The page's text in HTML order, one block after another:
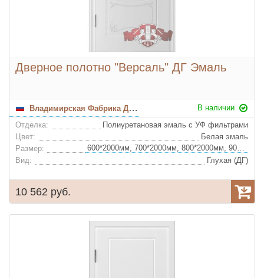
Дверное полотно "Версаль" ДГ Эмаль
Владимирская Фабрика Дверей
В наличии
Отделка:
Полиуретановая эмаль с УФ фильтрами
Цвет:
Белая эмаль
Размер:
600*2000мм, 700*2000мм, 800*2000мм, 900*2000мм
Вид:
Глухая (ДГ)
10 562 руб.